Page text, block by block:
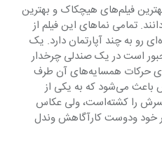
بسیاری از منتقدان این فیلم را از بهترین فیلم‌های هیچکاک و بهترین
دلهره‌آور تاریخ سینما می‌دانند. تمامی نماهای این فیلم از
درون یک اتاق گرفته شده که پنجره‌ای رو به چند آپارتمان دارد. یک
است در یک صندلی چرخدار
باقی بماند از روی بیکاری به تماشای حرکات همسایه‌های آن طرف
حیاط مشغول می‌شود. مشاهداتش باعث می‌شود که به یکی از
همسایه‌ها شک ببرد. این مرد همسرش را کشته‌است، ولی عکاس
خود ودوست کارآگاهش وندل